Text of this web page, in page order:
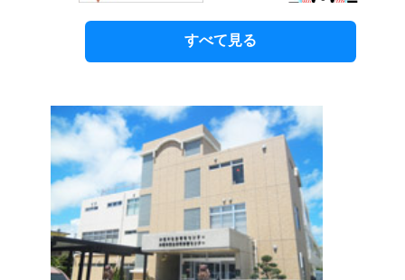
すべて見る